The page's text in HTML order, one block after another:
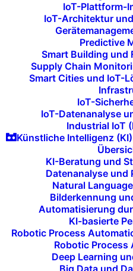
IoT-Plattform-
IoT-Architektur
Predictive
Smart Building und
Supply Chain
Smart Cities und IoT-
IoT-
IoT-Datenanalyse
Industrial IoT
Künstliche Intelligenz
KI-Beratung und
Datenanalyse und
Natural
Bilderkennung
Automatisierung
KI-basierte
Robotic Process
Robotic Process
Deep Learning
Big Data und
gibt Ihnen die
iterativ zu
zusätzliche
basierend auf den
Unsere MVP-